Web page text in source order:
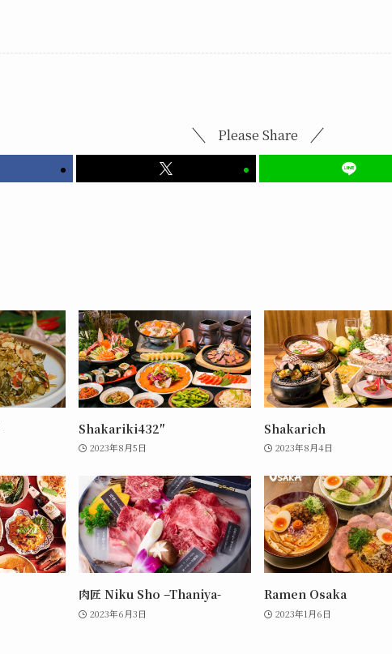
Please Share
Shakariki432″
2023年8月5日
Shakarich
2023年8月4日
肉匠 Niku Sho –Thaniya-
2023年6月3日
Ramen Osaka
2023年1月6日